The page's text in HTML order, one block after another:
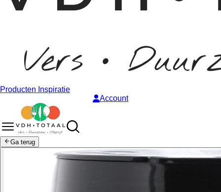
Producten Inspiratie
Account
Ga terug